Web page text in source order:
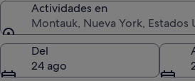
Actividades en
Montauk, Nueva York, Estados
Actividades en
Del
24 ago